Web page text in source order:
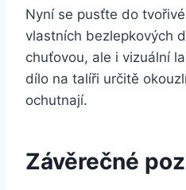
Nyní se pusťte do
vlastních bezlepkových
chuťovou, ale i vizuální
dílo na talíři určitě
ochutnají.
Závěrečné